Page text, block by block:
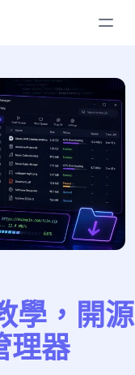
學，開源
理器